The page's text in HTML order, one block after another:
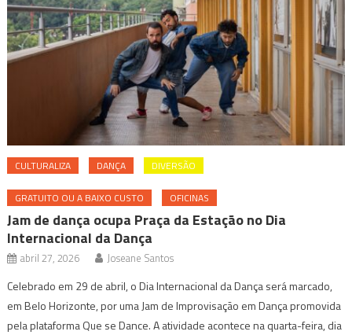
CULTURALIZA DANÇA DIVERSÃO
GRATUITO OU A BAIXO CUSTO OFICINAS
Jam de dança ocupa Praça da Estação no Dia
Internacional da Dança
abril 27, 2026 Joseane Santos
Celebrado em 29 de abril, o Dia Internacional da Dança será marcado,
em Belo Horizonte, por uma Jam de Improvisação em Dança promovida
pela plataforma Que se Dance. A atividade acontece na quarta-feira, dia